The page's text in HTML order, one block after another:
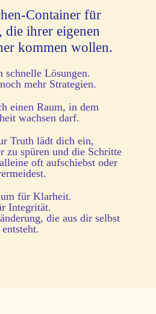
Container für
die ihrer eigenen
kommen wollen.
schnelle Lösungen.
mehr Strategien.
einen Raum, in dem
wachsen darf.
Truth lädt dich ein,
zu spüren und die Schritte
oft aufschiebst oder
für Klarheit.
Integrität.
die aus dir selbst
entsteht.